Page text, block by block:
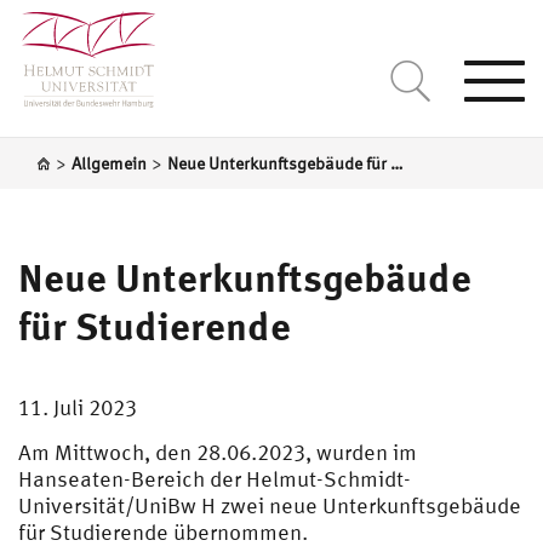
> Allgemein > Neue Unterkunftsgebäude für Studierende
Neue Unterkunftsgebäude
für Studierende
11. Juli 2023
Am Mittwoch, den 28.06.2023, wurden im
Hanseaten-Bereich der Helmut-Schmidt-
Universität/UniBw H zwei neue Unterkunftsgebäude
für Studierende übernommen.